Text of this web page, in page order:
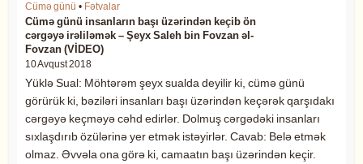
Cümə günü • Fətvalar
Cümə günü insanların başı üzərindən keçib ön
cərgəyə irəliləmək – Şeyx Saleh bin Fovzan əl-
Fovzan (VİDEO)
10 Avqust 2018
Yüklə Sual: Möhtərəm şeyx sualda deyilir ki, cümə günü
görürük ki, bəziləri insanları başı üzərindən keçərək qarşıdakı
cərgəyə keçməyə cəhd edirlər. Dolmuş cərgədəki insanları
sıxlaşdırıb özülərinə yer etmək istəyirlər. Cavab: Belə etmək
olmaz. Əvvəla ona görə ki, camaatın başı üzərindən keçir.